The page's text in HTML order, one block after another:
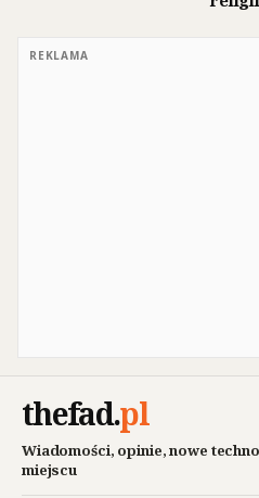
REKLAMA
thefad.pl
Wiadomości, opinie, nowe
miejscu